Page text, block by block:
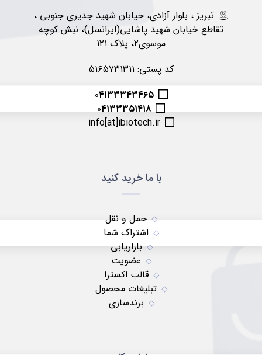
تبریز ، بلوار آزادی، خیابان شهید جدیری جنوبی ،
تقاطع خیابان شهید پاشایی(ایرانسل)، نبش کوچه
موسوی۲، پلاک ۱۲۱
کد پستی: ۵۱۶۵۷۳۱۳۱۱
۰۴۱۳۳۳۴۳۴۶۵
۰۴۱۳۳۳۵۱۴۱۸
info[at]ibiotech.ir
با ما خرید کنید
حمل و نقل
اشتراک شما
بازاریابی
عضویت
قالب اکسترا
تبلیغات محصول
برندسازی